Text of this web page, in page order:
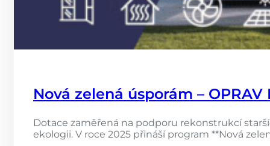
Nová zelená úsporám –
Dotace zaměřená na podporu rekonstrukcí
ekologii. V roce 2025 přináší program **Nová